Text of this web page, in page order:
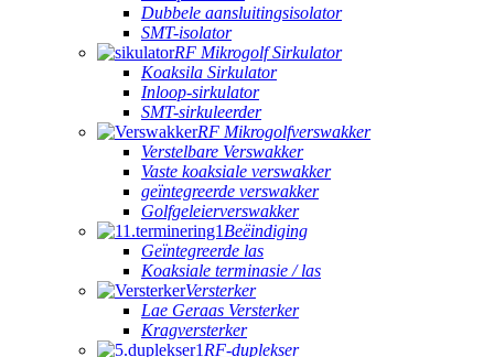
Dubbele aansluitingsisolator
SMT-isolator
RF Mikrogolf Sirkulator
Koaksila Sirkulator
Inloop-sirkulator
SMT-sirkuleerder
RF Mikrogolfverswakker
Verstelbare Verswakker
Vaste koaksiale verswakker
geïntegreerde verswakker
Golfgeleierverswakker
Beëindiging
Geïntegreerde las
Koaksiale terminasie / las
Versterker
Lae Geraas Versterker
Kragversterker
RF-duplekser